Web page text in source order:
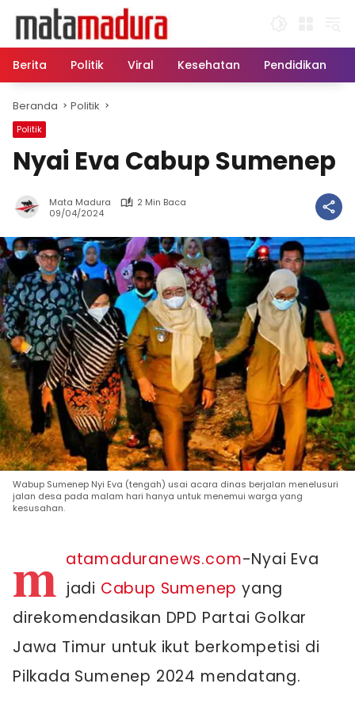
konten
Berita
Politik Viral Kesehatan Pendidikan
Beranda Politik
Politik
Nyai Eva Cabup Sumenep
Mata Madura
2 Min Baca
09/04/2024
Wabup Sumenep Nyi Eva (tengah) usai acara dinas berjalan menelusuri
jalan desa pada malam hari hanya untuk menemui warga yang
kesusahan.
m atamaduranews.com-Nyai Eva
jadi Cabup Sumenep yang
direkomendasikan DPD Partai Golkar
Jawa Timur untuk ikut berkompetisi di
Pilkada Sumenep 2024 mendatang.